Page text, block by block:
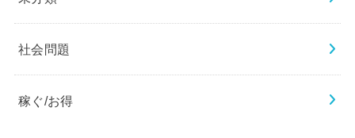
社会問題
稼ぐ/お得